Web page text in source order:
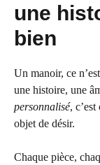
une
bien
Un manoir, ce
une histoire, une
personnalisé,
objet de désir.
Chaque pièce,